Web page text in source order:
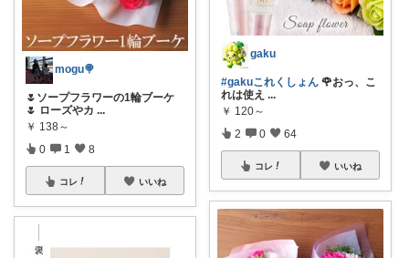
mogu🍭
🌷ソープフラワーの1輪ブーケ
🌷 ローズやカ ...
￥ 138～
0 1 8
コレ いいね
gaku
#gakuこれくしょん 🌹おっ、こ
れは使え ...
￥ 120～
2 0 64
コレ いいね